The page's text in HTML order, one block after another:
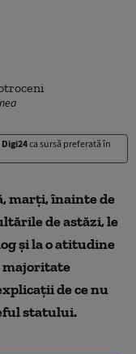
Digi24ca sursă preferată în
marți, înainte de
de astăzi, le
şi la o atitudine
majoritate
de ce nu
statului.